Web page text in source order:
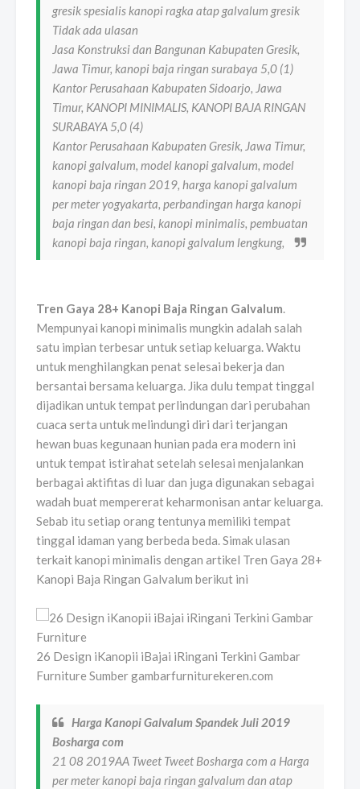
gresik spesialis kanopi ragka atap galvalum gresik
Tidak ada ulasan
Jasa Konstruksi dan Bangunan Kabupaten Gresik,
Jawa Timur, kanopi baja ringan surabaya 5,0 (1)
Kantor Perusahaan Kabupaten Sidoarjo, Jawa
Timur, KANOPI MINIMALIS, KANOPI BAJA RINGAN
SURABAYA 5,0 (4)
Kantor Perusahaan Kabupaten Gresik, Jawa Timur,
kanopi galvalum, model kanopi galvalum, model
kanopi baja ringan 2019, harga kanopi galvalum
per meter yogyakarta, perbandingan harga kanopi
baja ringan dan besi, kanopi minimalis, pembuatan
kanopi baja ringan, kanopi galvalum lengkung,
Tren Gaya 28+ Kanopi Baja Ringan Galvalum.
Mempunyai kanopi minimalis mungkin adalah salah
satu impian terbesar untuk setiap keluarga. Waktu
untuk menghilangkan penat selesai bekerja dan
bersantai bersama keluarga. Jika dulu tempat tinggal
dijadikan untuk tempat perlindungan dari perubahan
cuaca serta untuk melindungi diri dari terjangan
hewan buas kegunaan hunian pada era modern ini
untuk tempat istirahat setelah selesai menjalankan
berbagai aktifitas di luar dan juga digunakan sebagai
wadah buat mempererat keharmonisan antar keluarga.
Sebab itu setiap orang tentunya memiliki tempat
tinggal idaman yang berbeda beda. Simak ulasan
terkait kanopi minimalis dengan artikel Tren Gaya 28+
Kanopi Baja Ringan Galvalum berikut ini
26 Design iKanopii iBajai iRingani Terkini Gambar
Furniture Sumber gambarfurniturekeren.com
Harga Kanopi Galvalum Spandek Juli 2019
Bosharga com
21 08 2019AA Tweet Tweet Bosharga com a Harga
per meter kanopi baja ringan galvalum dan atap